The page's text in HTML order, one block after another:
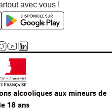
avec vous !
alcooliques aux mineurs de
18 ans